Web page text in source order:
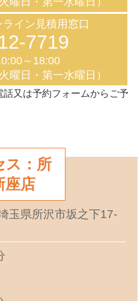
イン見積用窓口
7719
～18:00
曜日・第一水曜日）
又は予約フォームからご予
ス：所
座店
県所沢市坂之下17-